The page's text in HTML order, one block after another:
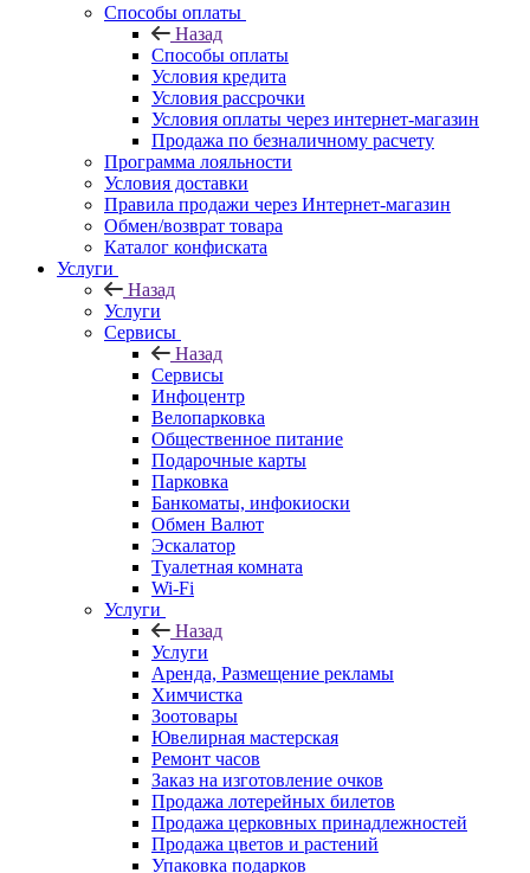
Способы оплаты
Назад
Способы оплаты
Условия кредита
Условия рассрочки
Условия оплаты через интернет-магазин
Продажа по безналичному расчету
Программа лояльности
Условия доставки
Правила продажи через Интернет-магазин
Обмен/возврат товара
Каталог конфиската
Услуги
Назад
Услуги
Сервисы
Назад
Сервисы
Инфоцентр
Велопарковка
Общественное питание
Подарочные карты
Парковка
Банкоматы, инфокиоски
Обмен Валют
Эскалатор
Туалетная комната
Wi-Fi
Услуги
Назад
Услуги
Аренда, Размещение рекламы
Химчистка
Зоотовары
Ювелирная мастерская
Ремонт часов
Заказ на изготовление очков
Продажа лотерейных билетов
Продажа церковных принадлежностей
Продажа цветов и растений
Упаковка подарков